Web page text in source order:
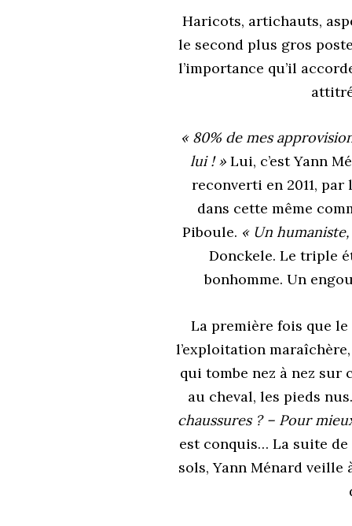
Haricots, artichauts,
le second plus gros
l’importance qu’il
« 80% de mes
lui ! »Lui, c’est Yann
reconverti en 2011,
dans cette même
Piboule. « Un
Donckele. Le triple
bonhomme. Un
La première fois que le
l’exploitation
qui tombe nez à nez
au cheval, les pieds
chaussures ? – Pour
est conquis… La suite
sols, Yann Ménard